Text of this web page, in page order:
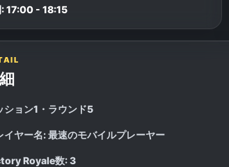
17:00 - 18:15
ション1・ラウンド5
イヤー名: 最速のモバイルプレーヤー
Royale数: 3